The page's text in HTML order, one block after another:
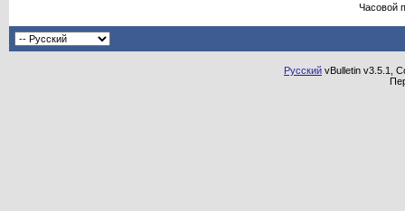
Часовой
Русский vBulletin v3.5.1,